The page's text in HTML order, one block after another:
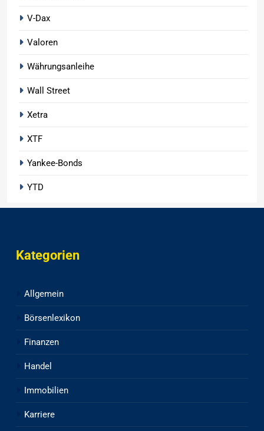
V-Dax
Valoren
Währungsanleihe
Wall Street
Xetra
XTF
Yankee-Bonds
YTD
Kategorien
Allgemein
Börsenlexikon
Finanzen
Handel
Immobilien
Karriere